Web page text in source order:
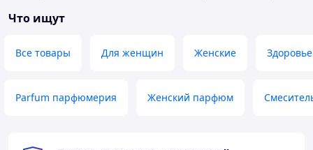
Что ищут
Все товары Для женщин Женские Здоровье
Parfum парфюмерия Женский парфюм